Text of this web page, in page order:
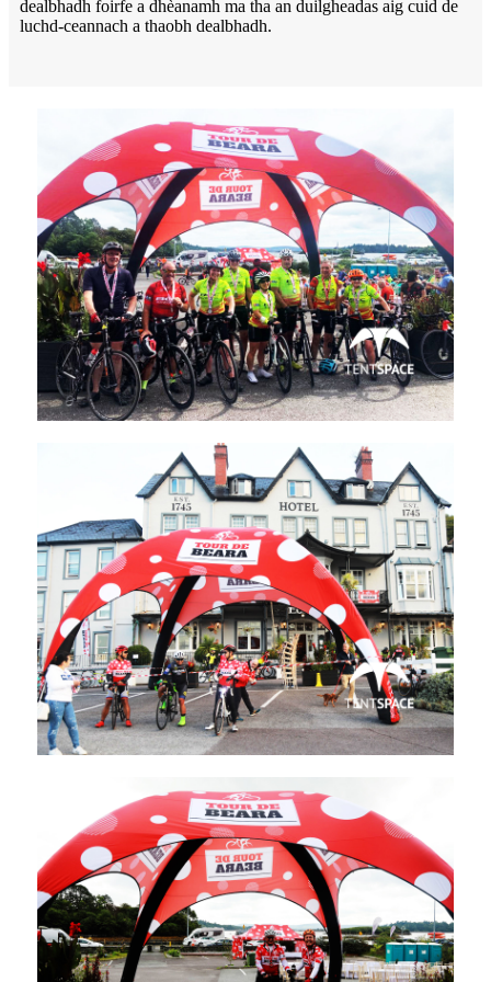
dealbhadh foirfe a dhèanamh ma tha an duilgheadas aig cuid de
luchd-ceannach a thaobh dealbhadh.